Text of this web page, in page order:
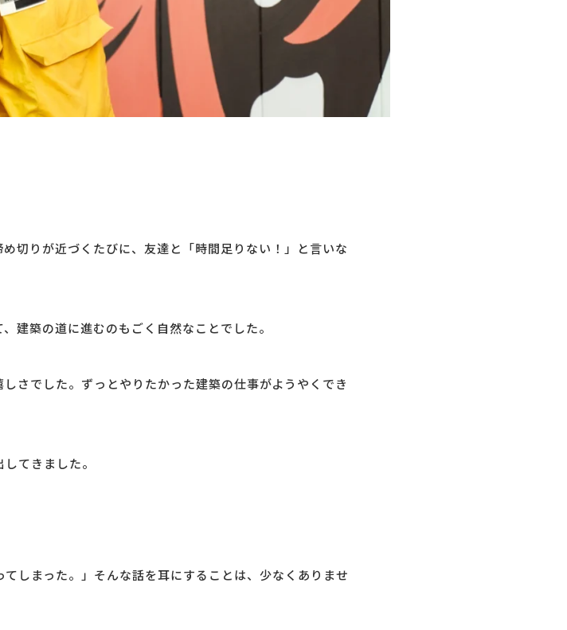
切りが近づくたびに、友達と「時間足りない！」と言いな
建築の道に進むのもごく自然なことでした。
さでした。ずっとやりたかった建築の仕事がようやくでき
てきました。
しまった。」そんな話を耳にすることは、少なくありませ